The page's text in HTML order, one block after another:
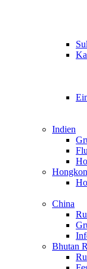
Indien
China
Bhutan